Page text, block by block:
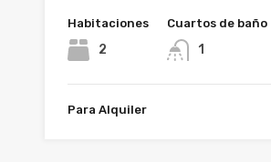
Habitaciones
2
Cuartos de baño
1
Para Alquiler